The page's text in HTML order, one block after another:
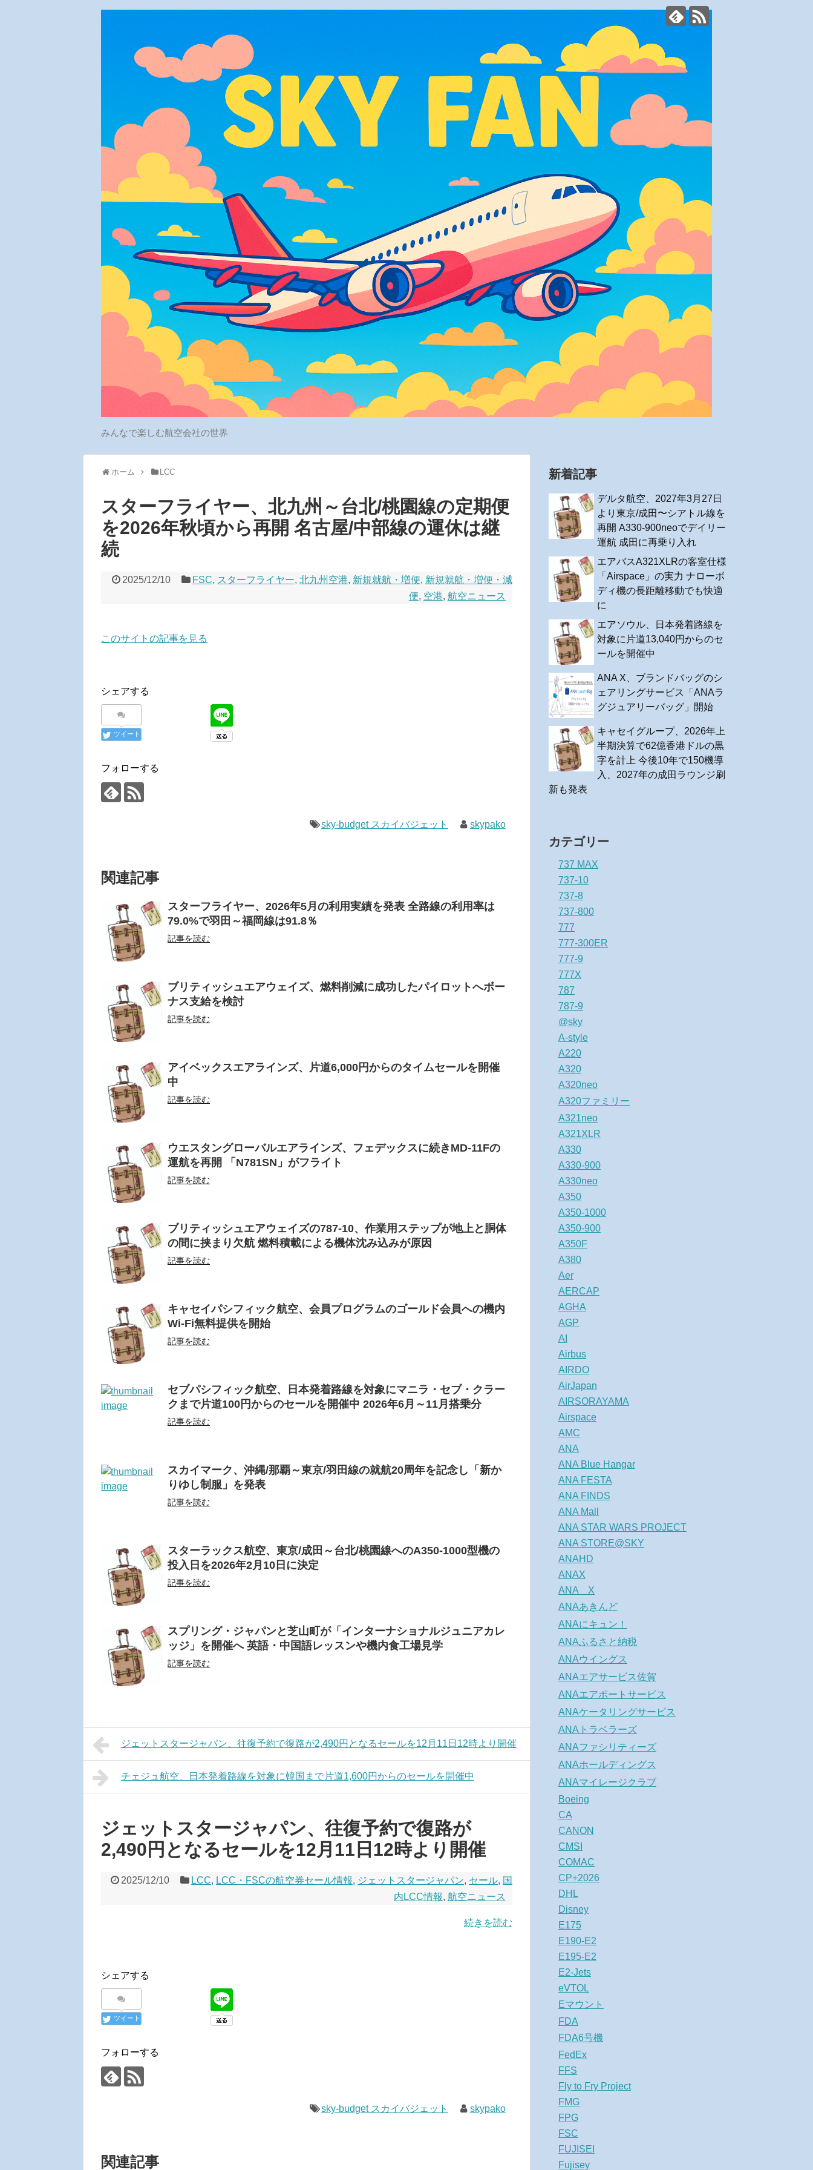
みんなで楽しむ航空会社の世界
ホーム LCC
スターフライヤー、北九州～台北/桃園線の定期便
を2026年秋頃から再開 名古屋/中部線の運休は継
続
2025/12/10 FSC, スターフライヤー, 北九州空港, 新規就航・増便, 新規就航・増便・減
便, 空港, 航空ニュース
このサイトの記事を見る
シェアする
ツイート
フォローする
sky-budget スカイバジェット skypako
関連記事
スターフライヤー、2026年5月の利用実績を発表 全路線の利用率は
79.0%で羽田～福岡線は91.8％
記事を読む
ブリティッシュエアウェイズ、燃料削減に成功したパイロットへボー
ナス支給を検討
記事を読む
アイベックスエアラインズ、片道6,000円からのタイムセールを開催
中
記事を読む
ウエスタングローバルエアラインズ、フェデックスに続きMD-11Fの
運航を再開 「N781SN」がフライト
記事を読む
ブリティッシュエアウェイズの787-10、作業用ステップが地上と胴体
の間に挟まり欠航 燃料積載による機体沈み込みが原因
記事を読む
キャセイパシフィック航空、会員プログラムのゴールド会員への機内
Wi-Fi無料提供を開始
記事を読む
セブパシフィック航空、日本発着路線を対象にマニラ・セブ・クラー
クまで片道100円からのセールを開催中 2026年6月～11月搭乗分
記事を読む
スカイマーク、沖縄/那覇～東京/羽田線の就航20周年を記念し「新か
りゆし制服」を発表
記事を読む
スターラックス航空、東京/成田～台北/桃園線へのA350-1000型機の
投入日を2026年2月10日に決定
記事を読む
スプリング・ジャパンと芝山町が「インターナショナルジュニアカレ
ッジ」を開催へ 英語・中国語レッスンや機内食工場見学
記事を読む
ジェットスタージャパン、往復予約で復路が2,490円となるセールを12月11日12時より開催
チェジュ航空、日本発着路線を対象に韓国まで片道1,600円からのセールを開催中
ジェットスタージャパン、往復予約で復路が
2,490円となるセールを12月11日12時より開催
2025/12/10 LCC, LCC・FSCの航空券セール情報, ジェットスタージャパン, セール, 国
内LCC情報, 航空ニュース
続きを読む
シェアする
ツイート
フォローする
sky-budget スカイバジェット skypako
関連記事
新着記事
デルタ航空、2027年3月27日
より東京/成田〜シアトル線を
再開 A330-900neoでデイリー
運航 成田に再乗り入れ
エアバスA321XLRの客室仕様
「Airspace」の実力 ナローボ
ディ機の長距離移動でも快適
に
エアソウル、日本発着路線を
対象に片道13,040円からのセ
ールを開催中
ANA X、ブランドバッグのシ
ェアリングサービス「ANAラ
グジュアリーバッグ」開始
キャセイグループ、2026年上
半期決算で62億香港ドルの黒
字を計上 今後10年で150機導
入、2027年の成田ラウンジ刷
新も発表
カテゴリー
737 MAX
737-10
737-8
737-800
777
777-300ER
777-9
777X
787
787-9
@sky
A-style
A220
A320
A320neo
A320ファミリー
A321neo
A321XLR
A330
A330-900
A330neo
A350
A350-1000
A350-900
A350F
A380
Aer
AERCAP
AGHA
AGP
AI
Airbus
AIRDO
AirJapan
AIRSORAYAMA
Airspace
AMC
ANA
ANA Blue Hangar
ANA FESTA
ANA FINDS
ANA Mall
ANA STAR WARS PROJECT
ANA STORE@SKY
ANAHD
ANAX
ANA X
ANAあきんど
ANAにキュン！
ANAふるさと納税
ANAウイングス
ANAエアサービス佐賀
ANAエアポートサービス
ANAケータリングサービス
ANAトラベラーズ
ANAファシリティーズ
ANAホールディングス
ANAマイレージクラブ
Boeing
CA
CANON
CMSI
COMAC
CP+2026
DHL
Disney
E175
E190-E2
E195-E2
E2-Jets
eVTOL
Eマウント
FDA
FDA6号機
FedEx
FFS
Fly to Fry Project
FMG
FPG
FSC
FUJISEI
Fujisey